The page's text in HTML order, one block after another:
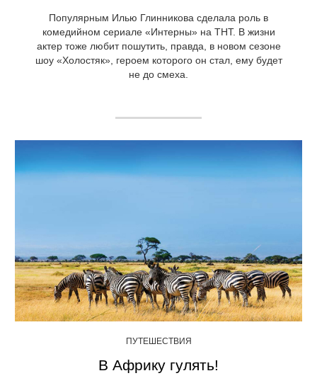
Популярным Илью Глинникова сделала роль в
комедийном сериале «Интерны» на ТНТ. В жизни
актер тоже любит пошутить, правда, в новом сезоне
шоу «Холостяк», героем которого он стал, ему будет
не до смеха.
ПУТЕШЕСТВИЯ
В Африку гулять!